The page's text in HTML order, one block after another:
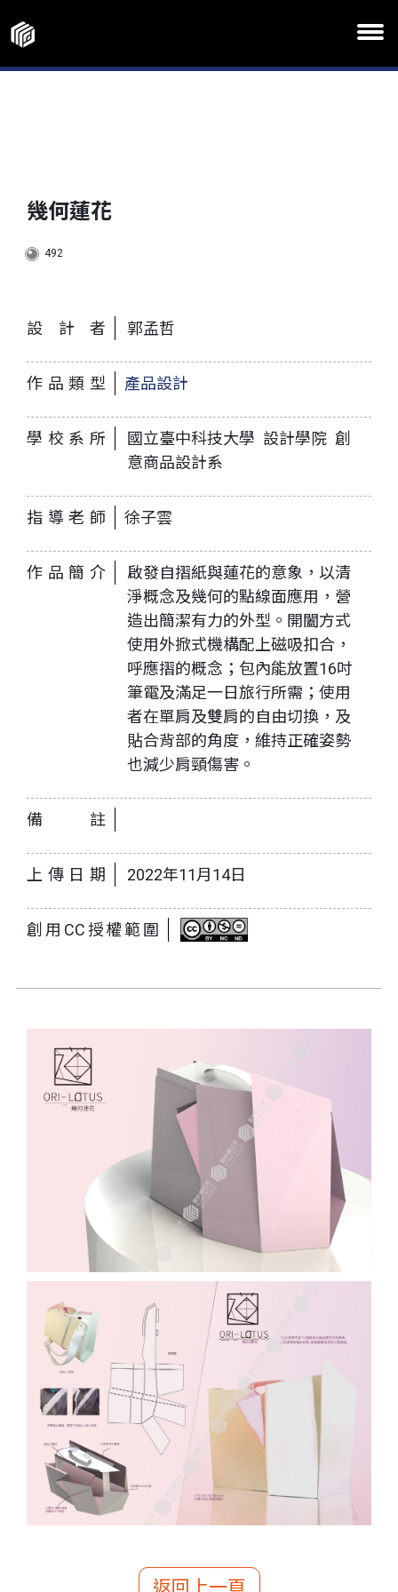
幾何蓮花
492
設計者 郭孟哲
作品類型 產品設計
學校系所
國立臺中科技大學 設計學院 創
意商品設計系
指導老師 徐子雲
作品簡介
啟發自摺紙與蓮花的意象，以清
淨概念及幾何的點線面應用，營
造出簡潔有力的外型。開闔方式
使用外掀式機構配上磁吸扣合，
呼應摺的概念；包內能放置16吋
筆電及滿足一日旅行所需；使用
者在單肩及雙肩的自由切換，及
貼合背部的角度，維持正確姿勢
也減少肩頸傷害。
備註
上傳日期 2022年11月14日
創用CC授權範圍
返回上一頁